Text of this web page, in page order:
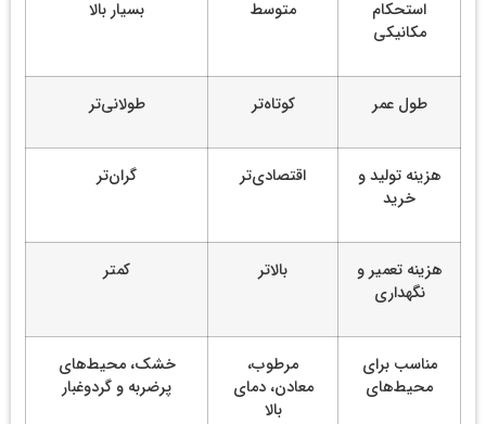
استحکام
مکانیکی
متوسط بسیار بالا
طول عمر کوتاه‌تر طولانی‌تر
هزینه تولید و
خرید
اقتصادی‌تر گران‌تر
هزینه تعمیر و
نگهداری
بالاتر کمتر
مناسب برای
محیط‌های
مرطوب،
معادن، دمای
بالا
خشک، محیط‌های
پرضربه و گردوغبار